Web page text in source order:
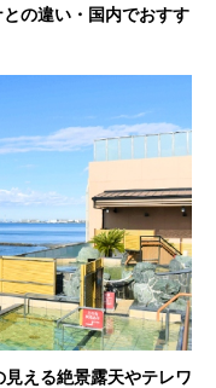
の違い・国内でおすす
える絶景露天やテレワ